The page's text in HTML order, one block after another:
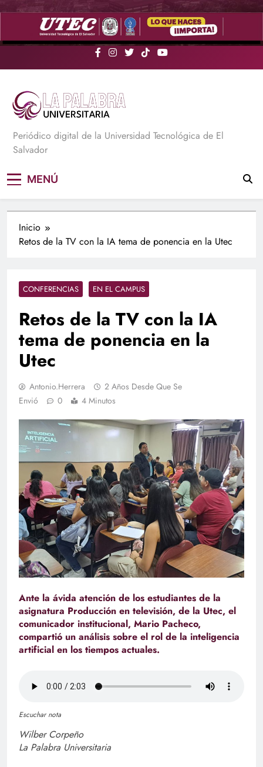
Saltar
La Palabra Universitaria
Periódico digital de la Universidad Tecnológica de El
Salvador
MENÚ
Inicio
Retos de la TV con la IA tema de ponencia en la Utec
CONFERENCIAS EN EL CAMPUS
Retos de la TV con la IA
tema de ponencia en la
Utec
Antonio.herrera
2 Años Desde Que Se
Envió
0 4 Minutos
Ante la ávida atención de los estudiantes de la
asignatura Producción en televisión, de la Utec, el
comunicador institucional, Mario Pacheco,
compartió un análisis sobre el rol de la inteligencia
artificial en los tiempos actuales.
Escuchar nota
Wilber Corpeño
La Palabra Universitaria